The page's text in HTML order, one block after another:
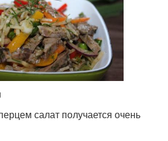
салат получается очень